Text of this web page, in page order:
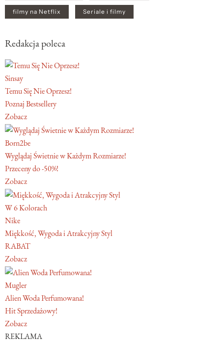
filmy na Netflix Seriale i filmy
Redakcja poleca
Sinsay
Temu Się Nie Oprzesz!
Poznaj Bestsellery
Zobacz
Born2be
Wyglądaj Świetnie w Każdym Rozmiarze!
Przeceny do -50%!
Zobacz
W 6 Kolorach
Nike
Miękkość, Wygoda i Atrakcyjny Styl
RABAT
Zobacz
Mugler
Alien Woda Perfumowana!
Hit Sprzedażowy!
Zobacz
REKLAMA